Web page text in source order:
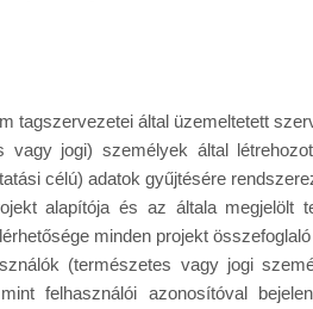
tagszervezetei által üzemeltetett
vagy jogi) személyek által
célú) adatok gyűjtésére
alapítója és az általa megjelölt
minden projekt
(természetes vagy jogi
felhasználói azonosítóval